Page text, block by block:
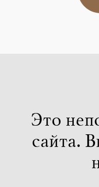
Это
сайта.